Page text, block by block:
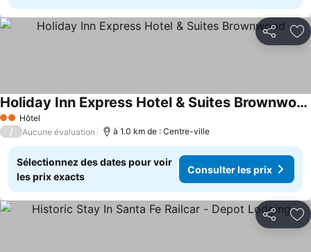
Partager
2 Étoiles
Hôtel
Holiday Inn Express Hotel & Suites Brownwood
/ Aucune évaluation à 1.0 km de : Centre-ville
Sélectionnez des dates pour voir
les prix exacts
Consulter les prix
Partager